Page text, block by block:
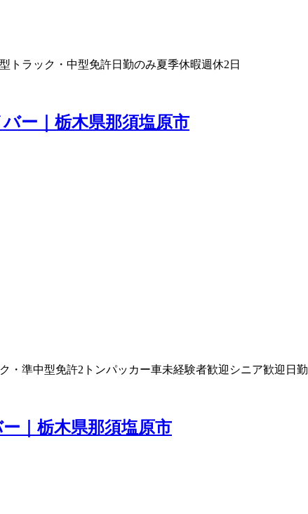
トラック・中型免許日勤のみ夏季休暇週休2日
ー｜栃木県那須塩原市
・準中型免許2トンパッカー車未経験者歓迎 シニア歓迎 日
｜栃木県那須塩原市